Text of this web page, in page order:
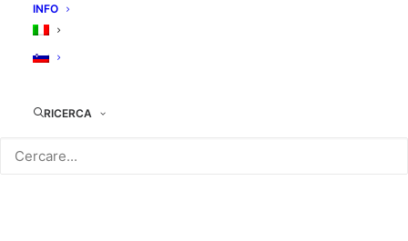
INFO
RICERCA
TRAMA:
Il mito di Sansone e Massada insegna ai giovani
Oggi i giovani palestinesi combattono, attraverso
dell’occupazione dell’esercito israeliano. Il